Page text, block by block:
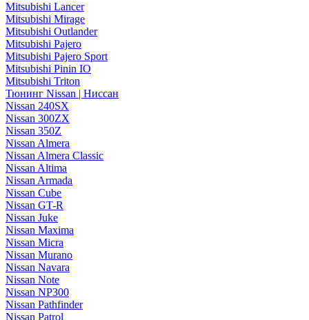
Mitsubishi Lancer
Mitsubishi Mirage
Mitsubishi Outlander
Mitsubishi Pajero
Mitsubishi Pajero Sport
Mitsubishi Pinin IO
Mitsubishi Triton
Тюнинг Nissan | Ниссан
Nissan 240SX
Nissan 300ZX
Nissan 350Z
Nissan Almera
Nissan Almera Classic
Nissan Altima
Nissan Armada
Nissan Cube
Nissan GT-R
Nissan Juke
Nissan Maxima
Nissan Micra
Nissan Murano
Nissan Navara
Nissan Note
Nissan NP300
Nissan Pathfinder
Nissan Patrol